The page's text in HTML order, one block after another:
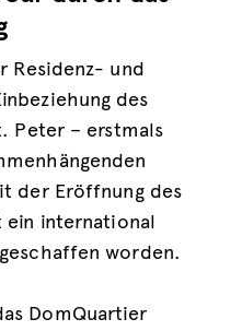
Residenz- und
des
Peter – erstmals
der Eröffnung des
ein international
worden.
DomQuartier